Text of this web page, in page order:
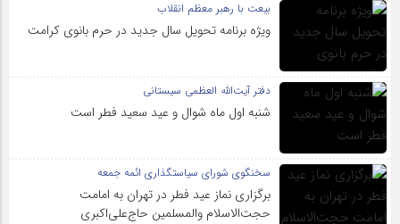
بیعت با رهبر معظم انقلاب
ویژه برنامه تحویل سال جدید در حرم بانوی کرامت
دفتر آیت‌الله العظمی سیستانی
شنبه اول ماه شوال و عید سعید فطر است
سخنگوی شورای سیاستگذاری ائمه جمعه
برگزاری نماز عید فطر در تهران به امامت
حجت‌الاسلام والمسلمین حاج‌علی‌اکبری